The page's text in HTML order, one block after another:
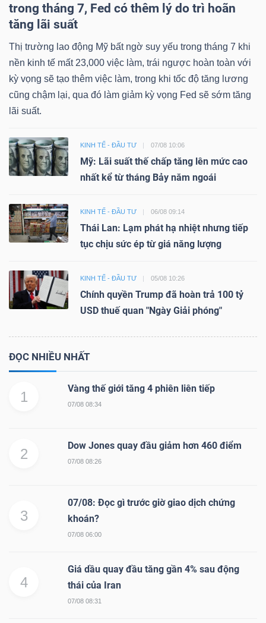
trong tháng 7, Fed có thêm lý do trì hoãn
tăng lãi suất
Thị trường lao động Mỹ bất ngờ suy yếu trong tháng 7 khi
nền kinh tế mất 23,000 việc làm, trái ngược hoàn toàn với
kỳ vọng sẽ tạo thêm việc làm, trong khi tốc độ tăng lương
cũng chậm lại, qua đó làm giảm kỳ vọng Fed sẽ sớm tăng
lãi suất.
KINH TẾ - ĐẦU TƯ 07/08 10:06
Mỹ: Lãi suất thế chấp tăng lên mức cao
nhất kể từ tháng Bảy năm ngoái
KINH TẾ - ĐẦU TƯ 06/08 09:14
Thái Lan: Lạm phát hạ nhiệt nhưng tiếp
tục chịu sức ép từ giá năng lượng
KINH TẾ - ĐẦU TƯ 05/08 10:26
Chính quyền Trump đã hoàn trả 100 tỷ
USD thuế quan "Ngày Giải phóng"
ĐỌC NHIỀU NHẤT
1
Vàng thế giới tăng 4 phiên liên tiếp
07/08 08:34
2
Dow Jones quay đầu giảm hơn 460 điểm
07/08 08:26
3
07/08: Đọc gì trước giờ giao dịch chứng
khoán?
07/08 06:00
4
Giá dầu quay đầu tăng gần 4% sau động
thái của Iran
07/08 08:31